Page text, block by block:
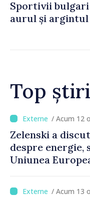
Sportivii
aurul și argintul
Top știri
/ Acum 8
Bulgaria:
Ucrainei,
Ministerul de
/ Acum 13